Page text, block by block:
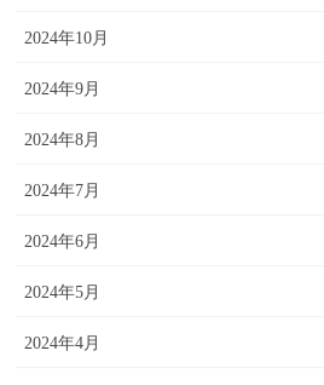
2024年10月
2024年9月
2024年8月
2024年7月
2024年6月
2024年5月
2024年4月